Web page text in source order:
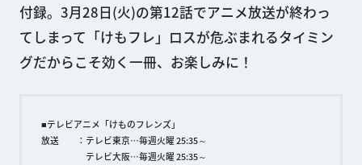
付録。3月28日(火)の第12話でアニメ放送が終わっ
てしまって「けもフレ」ロスが危ぶまれるタイミン
グだからこそ効く一冊、お楽しみに！
■テレビアニメ「けものフレンズ」
放送 ：テレビ東京…毎週火曜 25:35～
テレビ大阪…毎週火曜 25:35～